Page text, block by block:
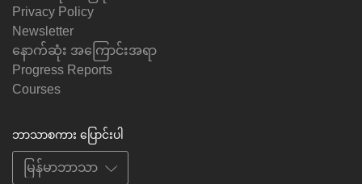
Privacy Policy
Newsletter
နောက်ဆုံး အကြောင်းအရာ
Progress Reports
Courses
ဘာသာစကား ပြောင်းပါ